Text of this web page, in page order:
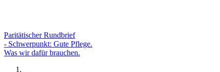
Paritätischer Rundbrief
- Schwerpunkt: Gute Pflege.
Was wir dafür brauchen.